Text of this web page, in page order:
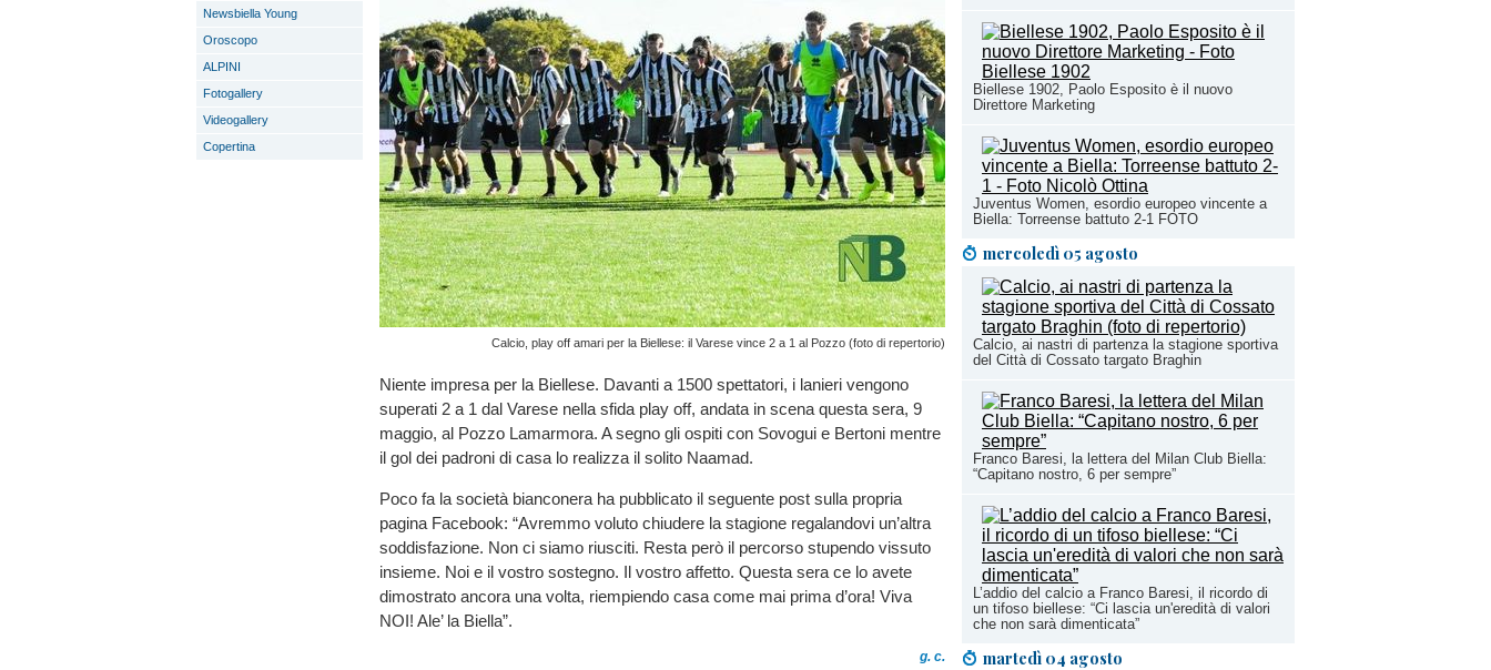
Biellese 1902, Paolo Esposito è il nuovo
Direttore Marketing
Juventus Women, esordio europeo vincente a
Biella: Torreense battuto 2-1 FOTO
mercoledì 05 agosto
Calcio, ai nastri di partenza la stagione sportiva
del Città di Cossato targato Braghin
Franco Baresi, la lettera del Milan Club Biella:
“Capitano nostro, 6 per sempre”
L’addio del calcio a Franco Baresi, il ricordo di
un tifoso biellese: “Ci lascia un'eredità di valori
che non sarà dimenticata”
martedì 04 agosto
Newsbiella Young
Oroscopo
ALPINI
Fotogallery
Videogallery
Copertina
Calcio, play off amari per la Biellese: il Varese vince 2 a 1 al Pozzo (foto di repertorio)
Niente impresa per la Biellese. Davanti a 1500 spettatori, i lanieri vengono
superati 2 a 1 dal Varese nella sfida play off, andata in scena questa sera, 9
maggio, al Pozzo Lamarmora. A segno gli ospiti con Sovogui e Bertoni mentre
il gol dei padroni di casa lo realizza il solito Naamad.
Poco fa la società bianconera ha pubblicato il seguente post sulla propria
pagina Facebook: “Avremmo voluto chiudere la stagione regalandovi un’altra
soddisfazione. Non ci siamo riusciti. Resta però il percorso stupendo vissuto
insieme. Noi e il vostro sostegno. Il vostro affetto. Questa sera ce lo avete
dimostrato ancora una volta, riempiendo casa come mai prima d’ora! Viva
NOI! Ale’ la Biella”.
g. c.